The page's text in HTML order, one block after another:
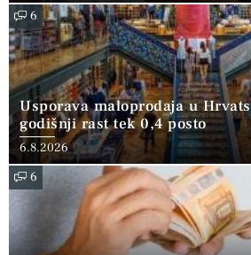
6
Usporava maloprodaja u
godišnji rast tek 0,4 posto
6.8.2026
6